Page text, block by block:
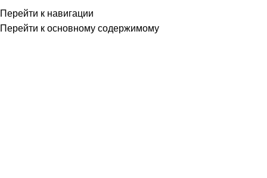
Перейти к навигации
Перейти к основному содержимому